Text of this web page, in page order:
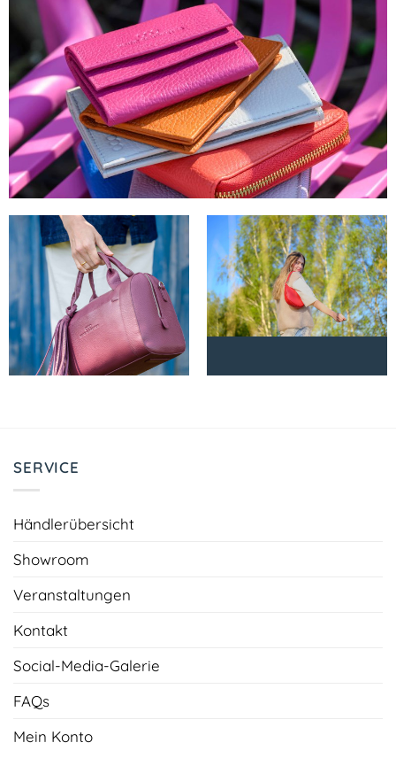
SERVICE
Händlerübersicht
Showroom
Veranstaltungen
Kontakt
Social-Media-Galerie
FAQs
Mein Konto